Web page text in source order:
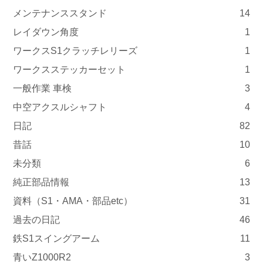
メンテナンススタンド
14
レイダウン角度
1
ワークスS1クラッチレリーズ
1
ワークスステッカーセット
1
一般作業 車検
3
中空アクスルシャフト
4
日記
82
昔話
10
未分類
6
純正部品情報
13
資料（S1・AMA・部品etc）
31
過去の日記
46
鉄S1スイングアーム
11
青いZ1000R2
3